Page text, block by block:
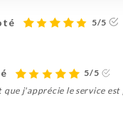
5/5
5/5
j'apprécie le service